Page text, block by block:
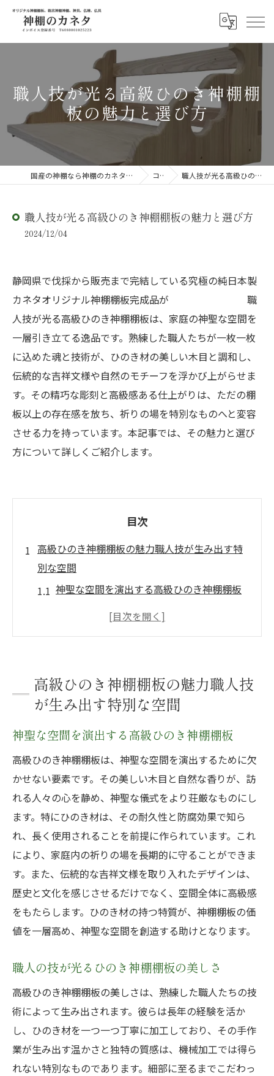
職人技が光る高級ひのき神棚棚
板の魅力と選び方
国産の神棚なら神棚のカネタ ～日々のしあわせを感じる物を～ コラム 職人技が光る高級ひのき神棚棚板の魅力と選び方
職人技が光る高級ひのき神棚棚板の魅力と選び方
2024/12/04
静岡県で伐採から販売まで完結している究極の純日本製
カネタオリジナル神棚棚板完成品が 職
人技が光る高級ひのき神棚棚板は、家庭の神聖な空間を
一層引き立てる逸品です。熟練した職人たちが一枚一枚
に込めた魂と技術が、ひのき材の美しい木目と調和し、
伝統的な吉祥文様や自然のモチーフを浮かび上がらせま
す。その精巧な彫刻と高級感ある仕上がりは、ただの棚
板以上の存在感を放ち、祈りの場を特別なものへと変容
させる力を持っています。本記事では、その魅力と選び
方について詳しくご紹介します。
目次
高級ひのき神棚棚板の魅力職人技が生み出す特
別な空間
神聖な空間を演出する高級ひのき神棚棚板
職人の技が光るひのき神棚棚板の美しさ
伝統と現代を融合させたひのき神棚棚板の
デザイン
高級感をもたらすひのき神棚棚板の選び方
ひのき材の美しさと職人技が融合した神棚棚板
の選び方
ひのき材の特徴を活かした神棚棚板の選び
方
職人技が際立つ神棚棚板のポイント
神棚棚板選びで重視すべきひのき材の美し
さ
祈りの場に最適なひのき神棚棚板の選び方
自然素材と職人技の調和が生む高級感
準
秘密
吉祥文様が施されたひのき神棚棚板の魅力
伝統的なデザインが引き立つ神棚棚板の特
徴
高級ひのき神棚棚板の魅力職人技
が生み出す特別な空間
神聖な空間を演出する高級ひのき神棚棚板
高級ひのき神棚棚板は、神聖な空間を演出するために欠
かせない要素です。その美しい木目と自然な香りが、訪
れる人々の心を静め、神聖な儀式をより荘厳なものにし
ます。特にひのき材は、その耐久性と防腐効果で知ら
れ、長く使用されることを前提に作られています。これ
により、家庭内の祈りの場を長期的に守ることができま
す。また、伝統的な吉祥文様を取り入れたデザインは、
歴史と文化を感じさせるだけでなく、空間全体に高級感
をもたらします。ひのき材の持つ特質が、神棚棚板の価
値を一層高め、神聖な空間を創造する助けとなります。
職人の技が光るひのき神棚棚板の美しさ
高級ひのき神棚棚板の美しさは、熟練した職人たちの技
術によって生み出されます。彼らは長年の経験を活か
し、ひのき材を一つ一つ丁寧に加工しており、その手作
業が生み出す温かさと独特の質感は、機械加工では得ら
れない特別なものであります。細部に至るまでこだわっ